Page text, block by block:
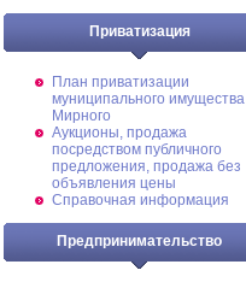
Приватизация
План приватизации
муниципального имущества
Мирного
Аукционы, продажа
посредством публичного
предложения, продажа без
объявления цены
Справочная информация
Предпринимательство